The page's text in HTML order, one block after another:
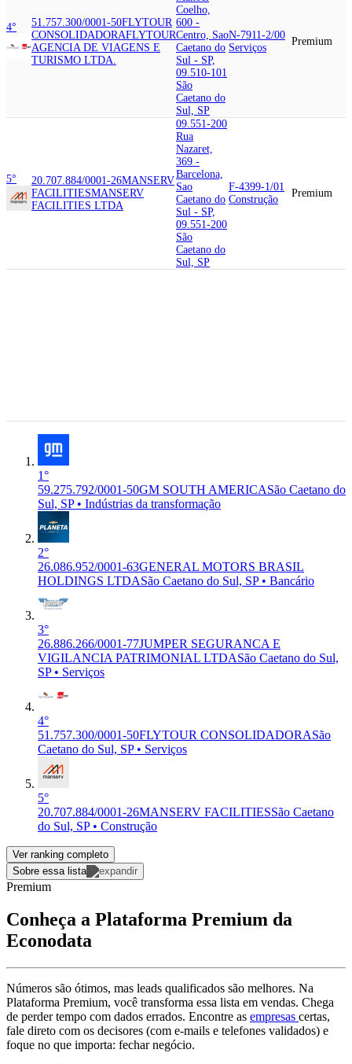
4° 51.757.300/0001-50FLYTOUR
CONSOLIDADORAFLYTOUR
AGENCIA DE VIAGENS E
TURISMO LTDA.
Coelho,
600 -
Centro, Sao
Caetano do
Sul - SP,
09.510-101
São
Caetano do
Sul, SP
N-7911-2/00
Serviços
Premium
5° 20.707.884/0001-26MANSERV
FACILITIESMANSERV
FACILITIES LTDA
09.551-200
Rua
Nazaret,
369 -
Barcelona,
Sao
Caetano do
Sul - SP,
09.551-200
São
Caetano do
Sul, SP
F-4399-1/01
Construção
Premium
1°
59.275.792/0001-50GM SOUTH AMERICASão Caetano do
Sul, SP • Indústrias da transformação
2°
26.086.952/0001-63GENERAL MOTORS BRASIL
HOLDINGS LTDASão Caetano do Sul, SP • Bancário
3°
26.886.266/0001-77JUMPER SEGURANCA E
VIGILANCIA PATRIMONIAL LTDASão Caetano do Sul,
SP • Serviços
4°
51.757.300/0001-50FLYTOUR CONSOLIDADORASão
Caetano do Sul, SP • Serviços
5°
20.707.884/0001-26MANSERV FACILITIESSão Caetano
do Sul, SP • Construção
Ver ranking completo
Sobre essa lista
Premium
Conheça a Plataforma Premium da
Econodata
Números são ótimos, mas leads qualificados são melhores. Na
Plataforma Premium, você transforma essa lista em vendas. Chega
de perder tempo com dados errados. Encontre as empresas certas,
fale direto com os decisores (com e-mails e telefones validados) e
foque no que importa: fechar negócio.